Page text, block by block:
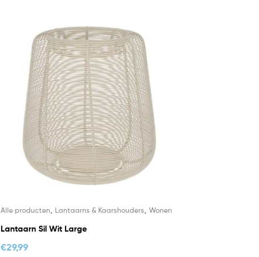
Alle producten Lantaarns & Kaarshouders Wonen
Lantaarn Sil Wit Large
€29,99